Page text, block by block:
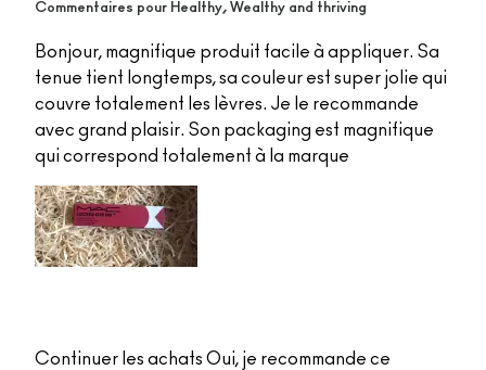
Commentaires pour Healthy, Wealthy and thriving
Bonjour, magnifique produit facile à appliquer. Sa
tenue tient longtemps, sa couleur est super jolie qui
couvre totalement les lèvres. Je le recommande
avec grand plaisir. Son packaging est magnifique
qui correspond totalement à la marque
Continuer les achats Oui, je recommande ce